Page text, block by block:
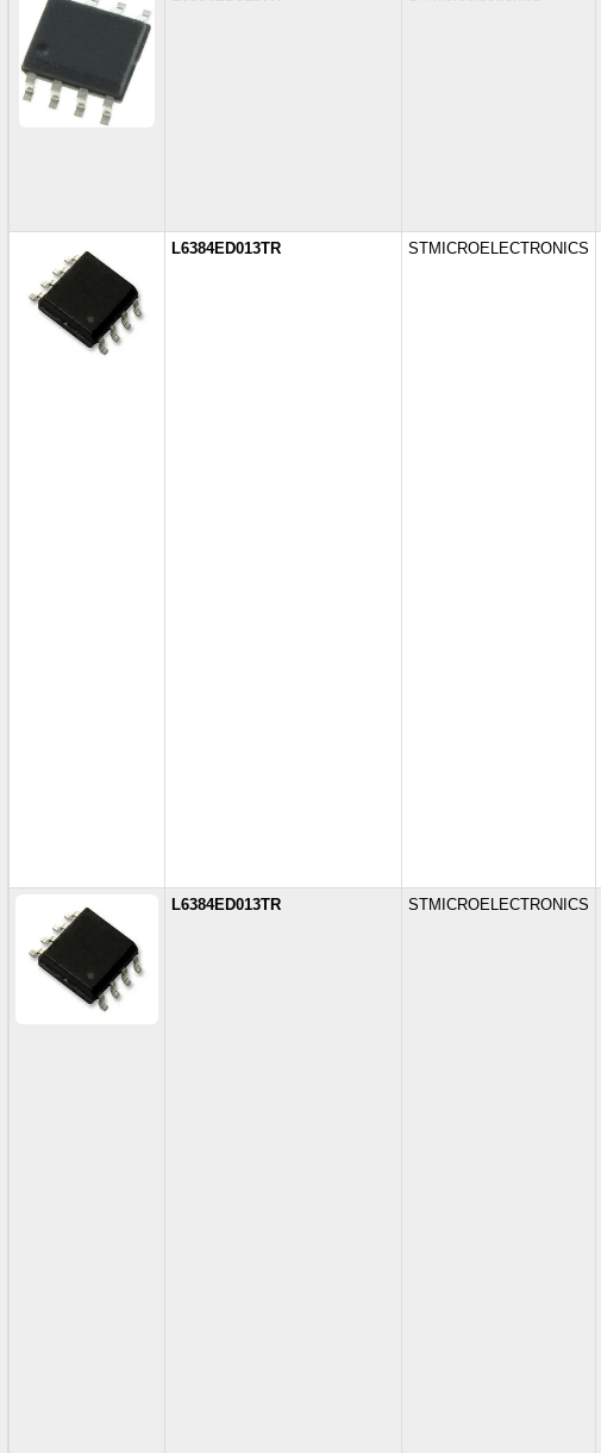
L6384ED013TR STMICROELECTRONICS
L6384ED013TR STMICROELECTRONICS